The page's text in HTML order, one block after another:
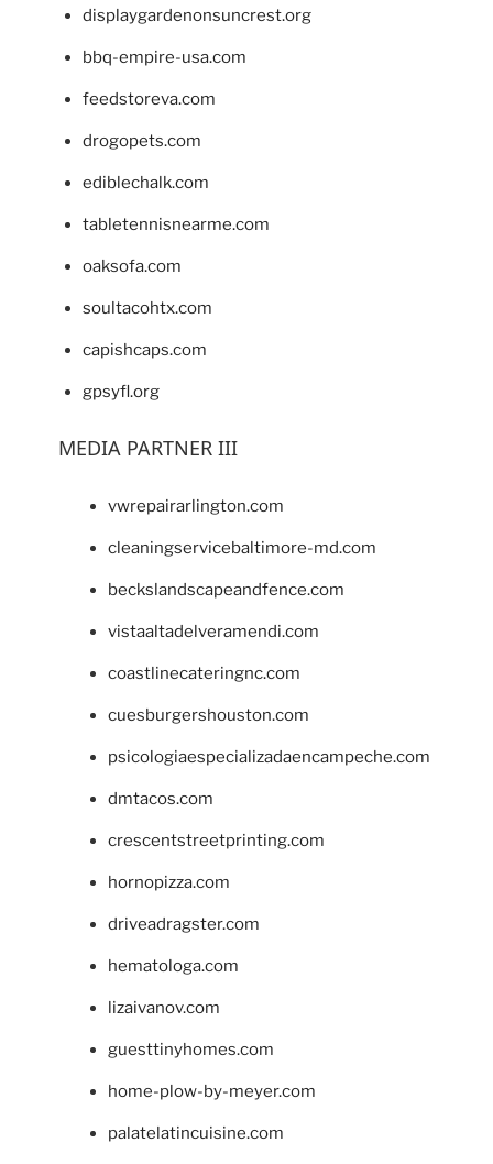
displaygardenonsuncrest.org
bbq-empire-usa.com
feedstoreva.com
drogopets.com
ediblechalk.com
tabletennisnearme.com
oaksofa.com
soultacohtx.com
capishcaps.com
gpsyfl.org
MEDIA PARTNER III
vwrepairarlington.com
cleaningservicebaltimore-md.com
beckslandscapeandfence.com
vistaaltadelveramendi.com
coastlinecateringnc.com
cuesburgershouston.com
psicologiaespecializadaencampeche.com
dmtacos.com
crescentstreetprinting.com
hornopizza.com
driveadragster.com
hematologa.com
lizaivanov.com
guesttinyhomes.com
home-plow-by-meyer.com
palatelatincuisine.com